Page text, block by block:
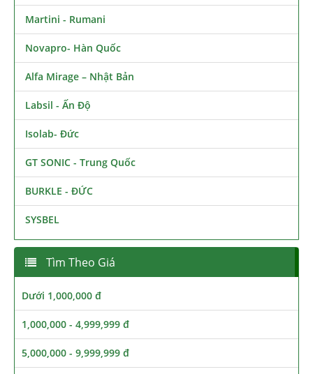
Martini - Rumani
Novapro- Hàn Quốc
Alfa Mirage – Nhật Bản
Labsil - Ấn Độ
Isolab- Đức
GT SONIC - Trung Quốc
BURKLE - ĐỨC
SYSBEL
Tìm Theo Giá
Dưới 1,000,000 đ
1,000,000 - 4,999,999 đ
5,000,000 - 9,999,999 đ